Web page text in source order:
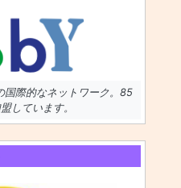
国際的なネットワーク。85
しています。